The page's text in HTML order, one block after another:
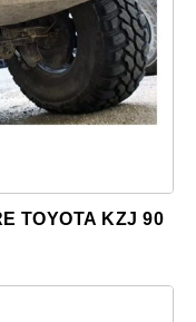
TOYOTA KZJ 90